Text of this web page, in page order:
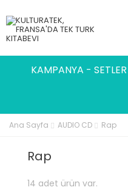
KAMPANYA - SETLER
Ana Sayfa AUDIO CD Rap
Rap
14 adet ürün var.